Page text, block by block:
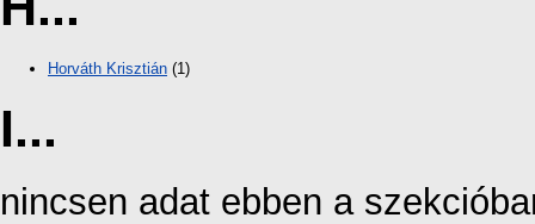
Horváth Krisztián (1)
I...
nincsen adat ebben a